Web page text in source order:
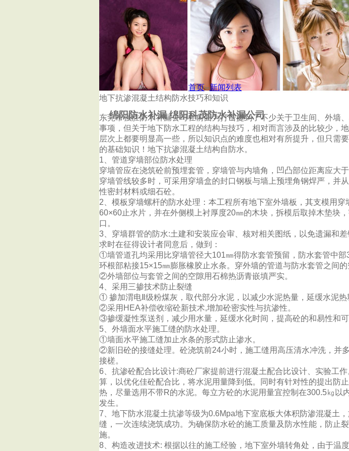
绵阳防水补漏 绵阳科茂防水补漏公司
杭州泰鑫防水补漏公司
首页--新闻列表
地下抗渗混凝土结构防水技巧和知识
东莞市强胜防水补漏公司在前面为打击提到了不少关于卫生间、外墙
事项，但关于地下防水工程的结构与技巧，相对而言涉及的比较少，
层次上都要明显高一些，所以知识点的难度也相对有所提升，但只需
的基础知识！地下抗渗混凝土结构自防水。
1、管道穿墙部位防水处理
穿墙管应在浇筑砼前预埋套管，穿墙管与内墙角，凹凸部位距离应大
穿墙管线较多时，可采用穿墙盒的封口钢板与墙上预埋角钢焊严，并
性密封材料或细石砼。
2、模板穿墙螺杆的防水处理：本工程所有地下室外墙板，其支模用
60×60止水片，并在外侧模上衬厚度20㎜的木块，拆模后取掉木垫块
口。
3、穿墙群管的防水:土建和安装应会审、核对相关图纸，以免遗漏和
求时在征得设计者同意后，做到：
①墙管道孔均采用比穿墙管径大101㎜得防水套管预留，防水套管中
环根部粘接15×15㎜膨胀橡胶止水条。穿外墙的管道与防水套管之间的
②外墙部位与套管之间的空隙用石棉热沥青嵌填严实。
4、采用三掺技术防止裂缝
① 掺加渭电Ⅱ级粉煤灰，取代部分水泥，以减少水泥热量，延缓水泥热
②采用HEA补偿收缩砼新技术,增加砼密实性与抗渗性。
③掺缓凝性泵送剂，减少用水量，延缓水化时间，提高砼的和易性和可
5、外墙面水平施工缝的防水处理。
①墙面水平施工缝加止水条的形式防止渗水。
②新旧砼的接缝处理。砼浇筑前24小时，施工缝用高压清水冲洗，并
接槎。
6、抗渗砼配合比设计:商砼厂家提前进行混凝土配合比设计、实验工
算，以优化佳砼配合比，将水泥用量降到低。同时有针对性的提出防
热，尽量选用不带R的水泥。每立方砼的水泥用量宜控制在300.5㎏以
发生。
7、地下防水混凝土抗渗等级为0.6Mpa地下室底板大体积防渗混凝土
缝，一次连续浇筑成功。为确保防水砼的施工质量及防水性能，防止
施。
8、构造改进技术: 根据以往的施工经验，地下室外墙转角处，由于温